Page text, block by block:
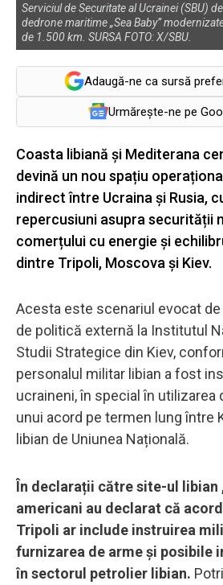
Serviciul de Securitate al Ucrainei (SBU)
dedrone maritime „Sea Baby”
de 1.500 km. SURSA FOTO: X/SBU.
Adaugă-ne ca sursă
Urmărește-ne pe
Coasta libiană și Mediterana
devină un nou spațiu
indirect între Ucraina și Rusia,
repercusiuni asupra securității
comerțului cu energie și
dintre Tripoli, Moscova și Kiev.
Acesta este scenariul evocat
de politică externă la Institutul
Studii Strategice din Kiev,
personalul militar libian a fost
ucraineni, în special în utilizarea
unui acord pe termen lung între
libian de Uniunea Națională.
În declarații către site-ul libian
americani au declarat că
Tripoli ar include instruirea
furnizarea de arme și posibile
în sectorul petrolier libian.